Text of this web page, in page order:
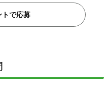
で応募